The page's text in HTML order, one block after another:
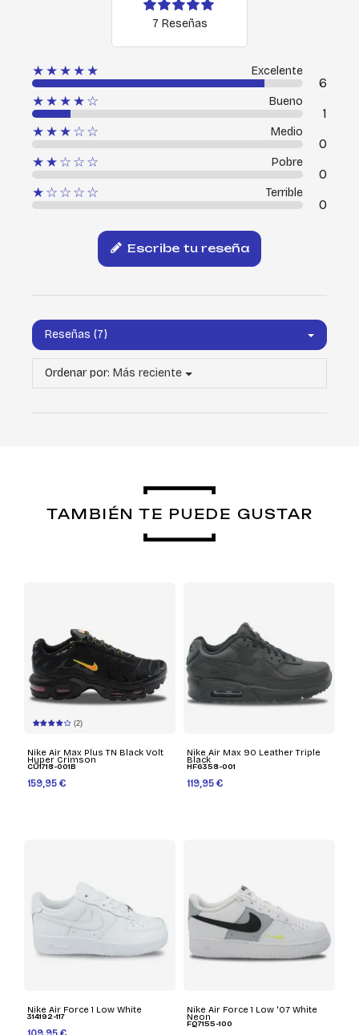
7 Reseñas
★★★★★ Excelente
6
★★★★☆
Bueno
1
★★★☆☆
Medio
0
★★☆☆☆
Pobre
0
★☆☆☆☆
Terrible
0
Escribe tu reseña
Reseñas (7)
Ordenar por: Más reciente
TAMBIÉN TE PUEDE GUSTAR
(2)
Nike Air Max Plus TN Black Volt
Hyper Crimson
CU1718-001B
159,95 €
Nike Air Max 90 Leather Triple
Black
HF6358-001
119,95 €
Nike Air Force 1 Low White
314192-117
Nike Air Force 1 Low '07 White
Neon
FQ7155-100